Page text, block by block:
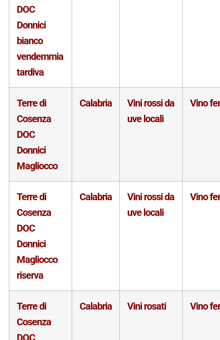
DOC
Donnici
bianco
vendemmia
tardiva
Terre di
Cosenza
DOC
Donnici
Magliocco
Calabria
Vini rossi da
uve locali
Vino
Terre di
Cosenza
DOC
Donnici
Magliocco
riserva
Calabria
Vini rossi da
uve locali
Vino
Terre di
Cosenza
DOC
Calabria Vini rosati Vino